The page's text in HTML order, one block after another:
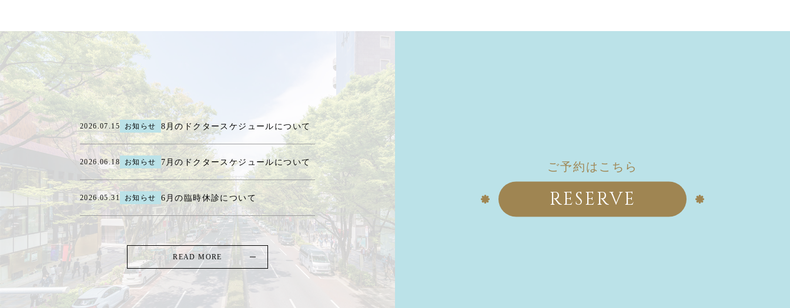
2026.07.15 お知らせ 8月のドクタースケジュールについて
2026.06.18 お知らせ 7月のドクタースケジュールについて
2026.05.31 お知らせ 6月の臨時休診について
READ MORE
ご予約はこちら
RESERVE